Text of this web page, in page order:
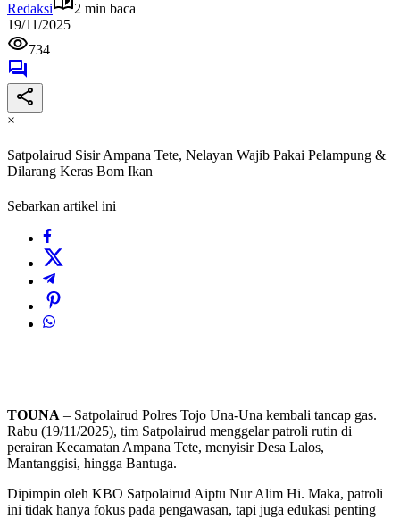
Redaksi
2 min baca
19/11/2025
734
×
Satpolairud Sisir Ampana Tete, Nelayan Wajib Pakai Pelampung &
Dilarang Keras Bom Ikan
Sebarkan artikel ini
TOUNA – Satpolairud Polres Tojo Una-Una kembali tancap gas.
Rabu (19/11/2025), tim Satpolairud menggelar patroli rutin di
perairan Kecamatan Ampana Tete, menyisir Desa Lalos,
Mantanggisi, hingga Bantuga.
Dipimpin oleh KBO Satpolairud Aiptu Nur Alim Hi. Maka, patroli
ini tidak hanya fokus pada pengawasan, tapi juga edukasi penting